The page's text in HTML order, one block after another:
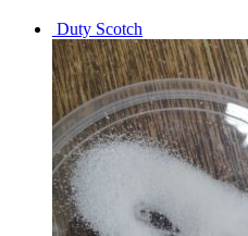
Duty Scotch